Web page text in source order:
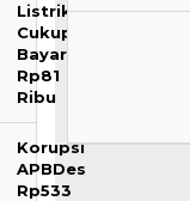
Listrik
Cukup
Bayar
Rp81
Ribu
Korupsi
APBDes
Rp533